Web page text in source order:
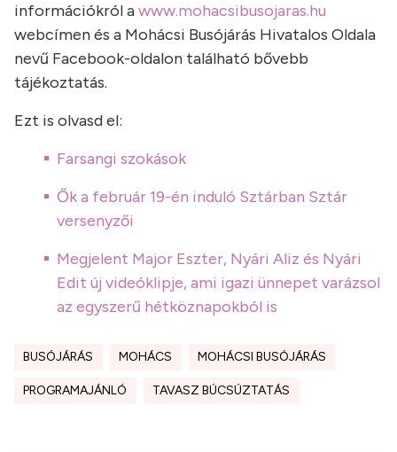
információkról awww.mohacsibusojaras.hu
webcímen és a Mohácsi Busójárás Hivatalos Oldala
nevű Facebook-oldalon található bővebb
tájékoztatás.
Ezt is olvasd el:
Farsangi szokások
Ők a február 19-én induló Sztárban Sztár
versenyzői
Megjelent Major Eszter, Nyári Aliz és Nyári
Edit új videóklipje, ami igazi ünnepet varázsol
az egyszerű hétköznapokból is
BUSÓJÁRÁS MOHÁCS MOHÁCSI BUSÓJÁRÁS
PROGRAMAJÁNLÓ TAVASZ BÚCSÚZTATÁS